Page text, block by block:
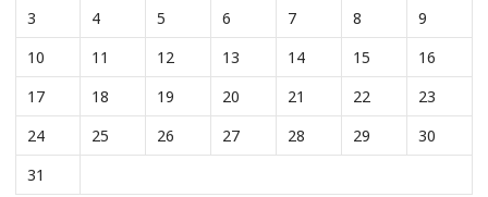
3
4 5 6 7 8
9
10
11 12 13 14 15
16
17
18 19 20 21 22
23
24
25 26 27 28 29
30
31